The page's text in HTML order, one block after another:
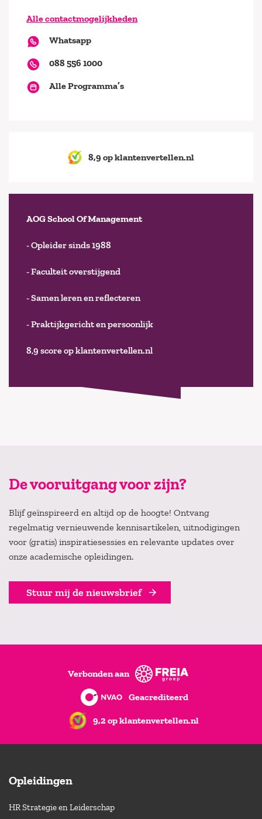
Alle contactmogelijkheden
Whatsapp
088 556 1000
Alle Programma’s
8,9 op klantenvertellen.nl
AOG School Of Management
- Opleider sinds 1988
- Faculteit overstijgend
- Samen leren en reflecteren
- Praktijkgericht en persoonlijk
8,9 score op klantenvertellen.nl
De vooruitgang voor zijn?
Blijf geïnspireerd en altijd op de hoogte! Ontvang
regelmatig vernieuwende kennisartikelen, uitnodigingen
voor (gratis) inspiratiesessies en relevante updates over
onze academische opleidingen.
Stuur mij de nieuwsbrief
Verbonden aan
Geacrediteerd
9,2 op klantenvertellen.nl
Opleidingen
HR Strategie en Leiderschap